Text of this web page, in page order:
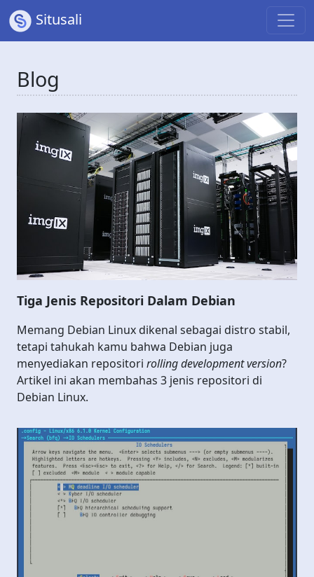
Situsali
Blog
Tiga Jenis Repositori Dalam Debian
Memang Debian Linux dikenal sebagai distro stabil,
tetapi tahukah kamu bahwa Debian juga
menyediakan repositori rolling development version?
Artikel ini akan membahas 3 jenis repositori di
Debian Linux.